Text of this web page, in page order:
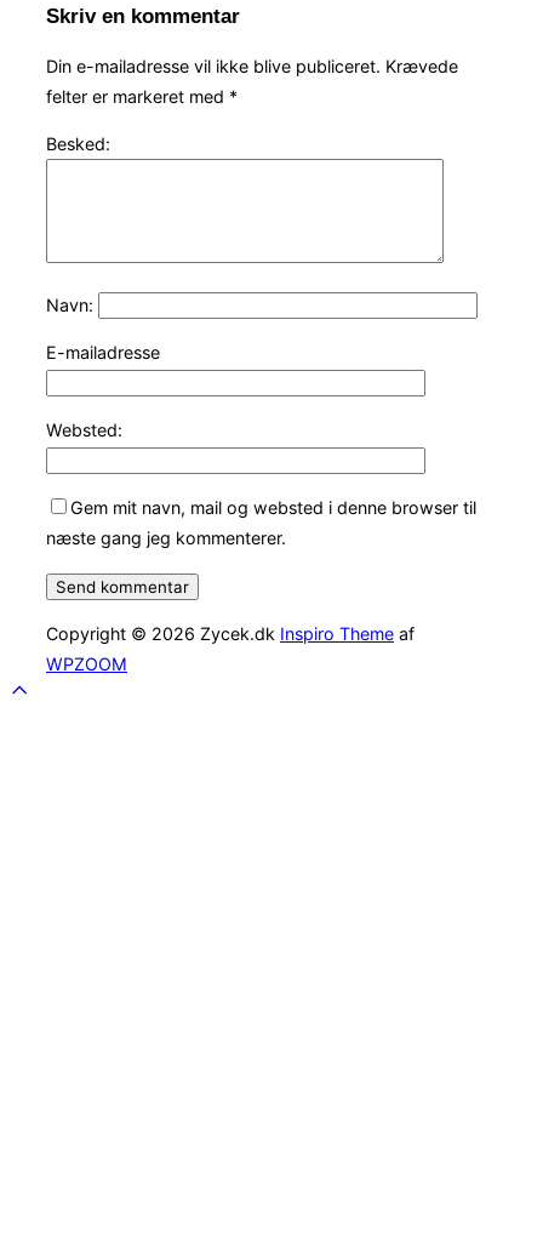
Skriv en kommentar
Din e-mailadresse vil ikke blive publiceret. Krævede
felter er markeret med *
Besked:
Navn:
E-mailadresse
Websted:
Gem mit navn, mail og websted i denne browser til
næste gang jeg kommenterer.
Copyright © 2026 Zycek.dk Inspiro Theme af
WPZOOM